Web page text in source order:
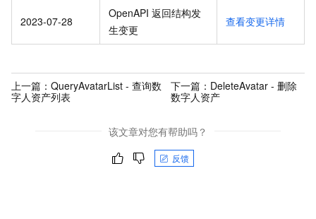
2023-07-28
OpenAPI 返回结构发
生变更
查看变更详情
上一篇： QueryAvatarList - 查询数
字人资产列表
下一篇： DeleteAvatar - 删除
数字人资产
该文章对您有帮助吗？
反馈